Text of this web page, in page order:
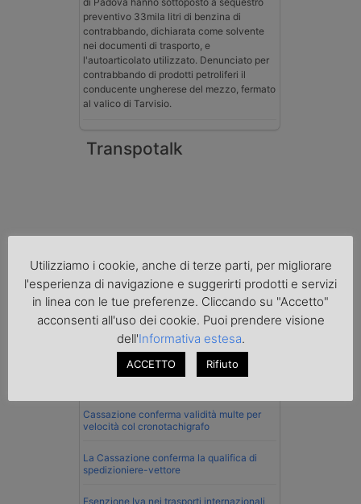
preventivo 33mila litri di benzina di
contrabbando, dichiarata come solvente
nei documenti di trasporto, e
l'autoarticolato utilizzato. Denunciato per
contrabbando di prodotti petroliferi il
conducente ungherese del mezzo, fermato
al valico di Tarvisio.
Transpotalk
Normativa
Imprenditore di Prato assolto per infortunio
Cassazione conferma validità multe per
velocità col cronotachigrafo
La Cassazione conferma la qualifica di
spedizioniere-vettore
Esenzione Iva nei trasporti internazionali
Utilizziamo i cookie, anche di terze parti, per migliorare
l'esperienza di navigazione e suggerirti prodotti e servizi
in linea con le tue preferenze. Cliccando su "Accetto"
acconsenti all'uso dei cookie. Puoi prendere visione
dell'Informativa estesa.
ACCETTO Rifiuto